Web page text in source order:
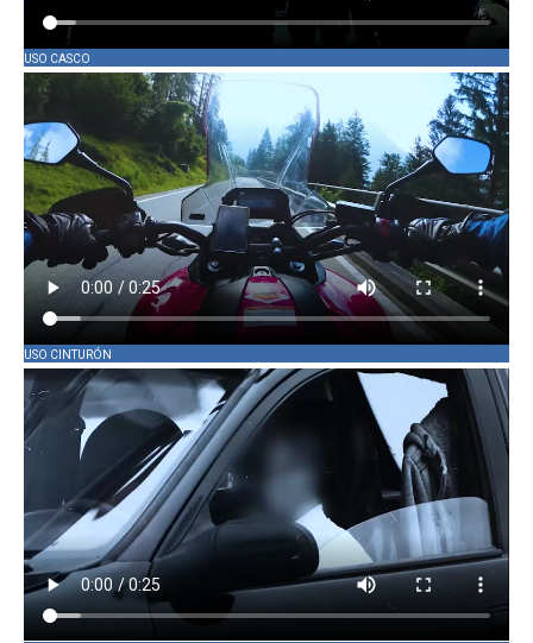
USO CASCO
USO CINTURÓN